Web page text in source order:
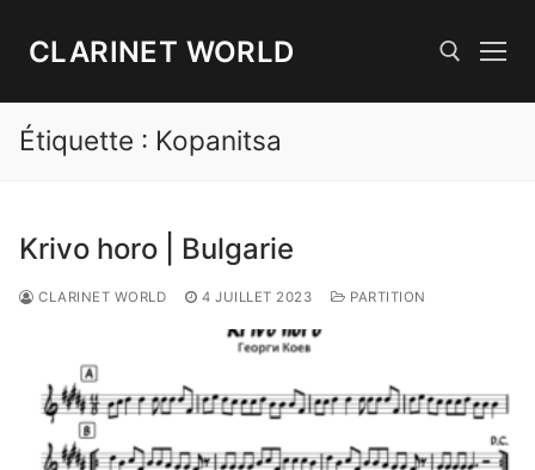
CLARINET WORLD
Rechercher :
Étiquette : Kopanitsa
Krivo horo | Bulgarie
CLARINET WORLD 4 JUILLET 2023 PARTITION